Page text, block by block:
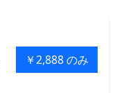
￥2,888 のみ